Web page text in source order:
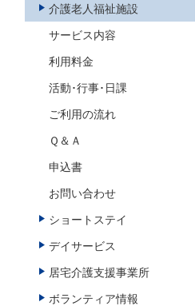
介護老人福祉施設
サービス内容
利用料金
活動･行事･日課
ご利用の流れ
Ｑ＆Ａ
申込書
お問い合わせ
ショートステイ
デイサービス
居宅介護支援事業所
ボランティア情報